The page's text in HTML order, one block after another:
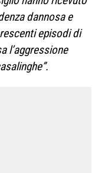
dannosa e
episodi di
l’aggressione